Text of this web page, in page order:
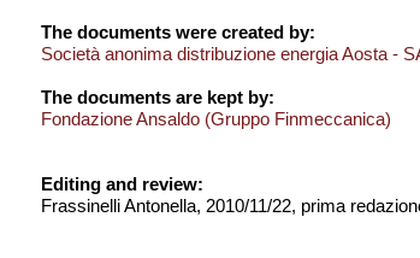
The documents were created by:
Società anonima distribuzione energia Aosta -
The documents are kept by:
Fondazione Ansaldo (Gruppo Finmeccanica)
Editing and review:
Frassinelli Antonella, 2010/11/22, prima